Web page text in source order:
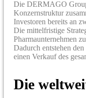
Die DERMAGO
Konzernstruktur
Investoren bereits an
Die mittelfristige
Pharmaunternehmen
Dadurch entstehen
einen Verkauf des
Die